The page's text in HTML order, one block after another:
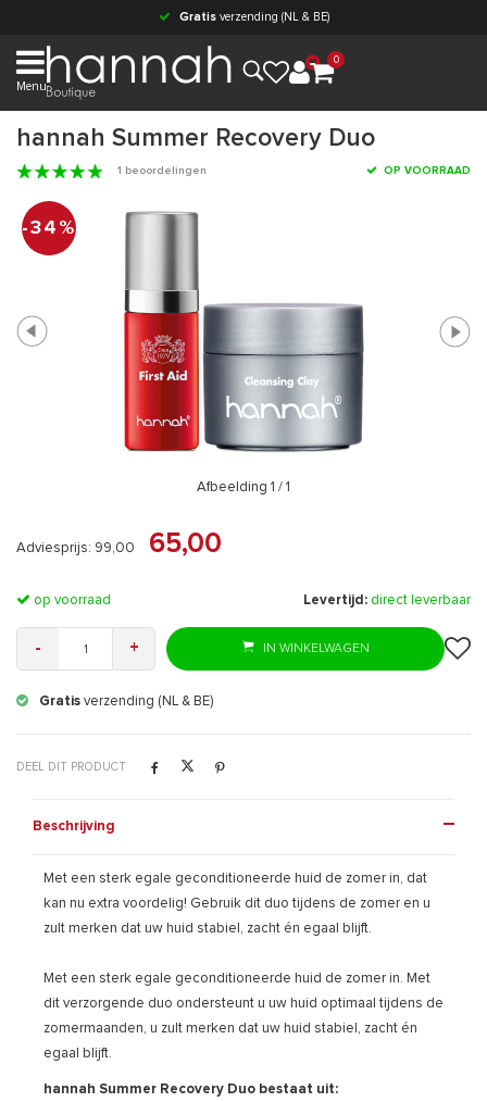
Gratisverzending (NL & BE)
Menu
0
hannah Summer Recovery Duo
1 beoordelingen OP VOORRAAD
-34%
Afbeelding 1 / 1
Adviesprijs: 99,00 65,00
op voorraad Levertijd: direct leverbaar
- + IN WINKELWAGEN
Gratis verzending (NL & BE)
DEEL DIT PRODUCT
Beschrijving
Met een sterk egale geconditioneerde huid de zomer in, dat
kan nu extra voordelig! Gebruik dit duo tijdens de zomer en u
zult merken dat uw huid stabiel, zacht én egaal blijft.
Met een sterk egale geconditioneerde huid de zomer in. Met
dit verzorgende duo ondersteunt u uw huid optimaal tijdens de
zomermaanden, u zult merken dat uw huid stabiel, zacht én
egaal blijft.
hannah Summer Recovery Duo bestaat uit: